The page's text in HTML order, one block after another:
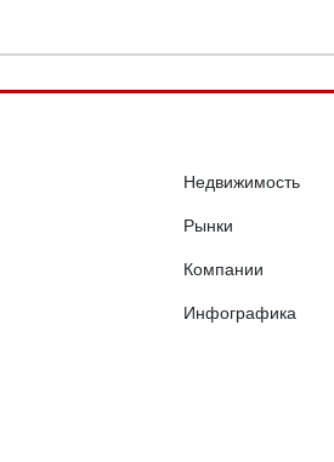
Недвижимость
Рынки
Компании
Инфографика